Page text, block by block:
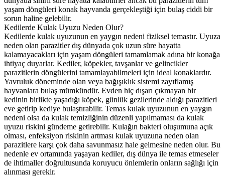
yaşam döngüleri konak hayvanda gerçekleştiği için bulaş ciddi bir
sorun haline gelebilir.
Kedilerde Kulak Uyuzu Neden Olur?
Kedilerde kulak uyuzunun en yaygın nedeni fiziksel temastır. Uyuza
neden olan parazitler dış dünyada çok uzun süre hayatta
kalamayacakları için yaşam döngüleri tamamlamak adına bir konağa
ihtiyaç duyarlar. Kediler, köpekler, tavşanlar ve gelincikler
parazitlerin döngülerini tamamlayabilmeleri için ideal konaklardır.
Yavruluk döneminde olan veya bağışıklık sistemi zayıflamış
hayvanlara bulaş mümkündür. Evden hiç dışarı çıkmayan bir
kedinin birlikte yaşadığı köpek, günlük gezilerinde aldığı parazitleri
eve getirip kediye bulaştırabilir. Temas kulak uyuzunun en yaygın
nedeni olsa da kulak temizliğinin düzenli yapılmaması da kulak
uyuzu riskini gündeme getirebilir. Kulağın bakteri oluşumuna açık
olması, enfeksiyon riskinin artması kulak uyuzuna neden olan
parazitlere karşı çok daha savunmasız hale gelmesine neden olur. Bu
nedenle ev ortamında yaşayan kediler, dış dünya ile temas etmeseler
de ihtimaller doğrultusunda koruyucu önlemlerin onların sağlığı için
alınması gerekir.